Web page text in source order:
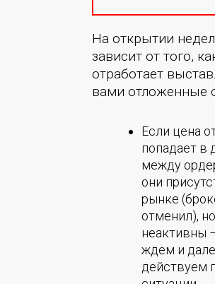
На открытии
зависит от того,
отработает
вами отложенные
Если цена
попадает в
между
они
рынке
отменил),
неактивны
ждем и
действуем